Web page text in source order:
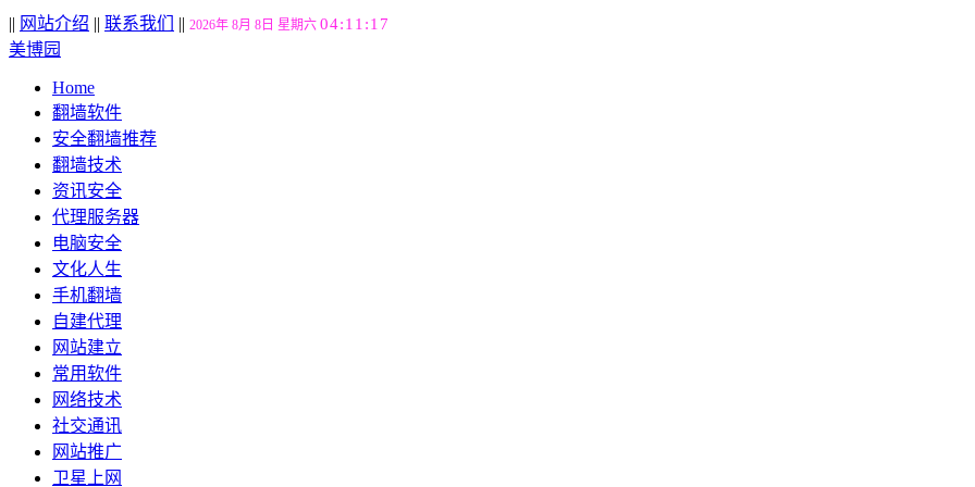
|| 网站介绍 || 联系我们 || 2026年 8月 8日 星期六 04:11:18
美博园
Home
翻墙软件
安全翻墙推荐
翻墙技术
资讯安全
代理服务器
电脑安全
文化人生
手机翻墙
自建代理
网站建立
常用软件
网络技术
社交通讯
网站推广
卫星上网